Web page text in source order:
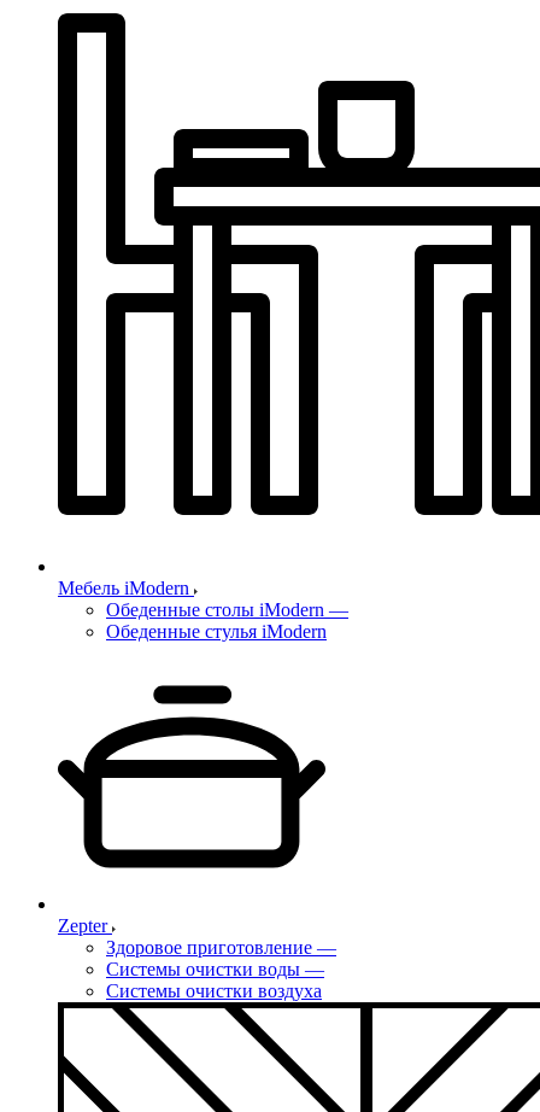
Мебель iModern
Обеденные столы iModern —
Обеденные стулья iModern
Zepter
Здоровое приготовление —
Системы очистки воды —
Системы очистки воздуха